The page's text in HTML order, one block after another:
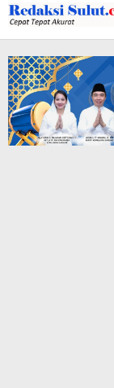
Lewati
ke
konten